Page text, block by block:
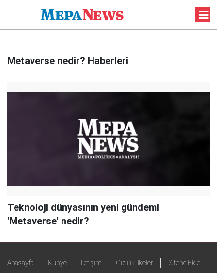
Metaverse nedir? Haberleri
Teknoloji dünyasının yeni gündemi
'Metaverse' nedir?
Anasayfa Künye İletişim Gizlilik İlkeleri Sitene Ekle